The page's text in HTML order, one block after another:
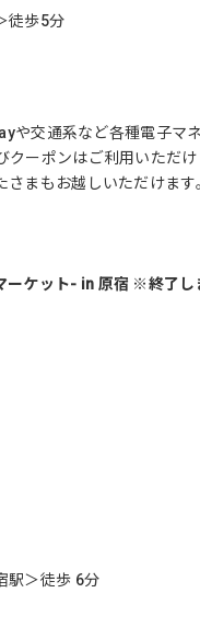
徒歩5分
や交通系など各種電子マ
ーポンはご利用いただけ
まもお越しいただけます
ケット- in 原宿 ※終了し
駅＞徒歩 6分